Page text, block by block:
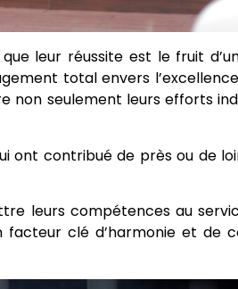
leur réussite est le fruit
total envers
non seulement leurs efforts
ont contribué de près ou de
leurs compétences au
clé d’harmonie et de